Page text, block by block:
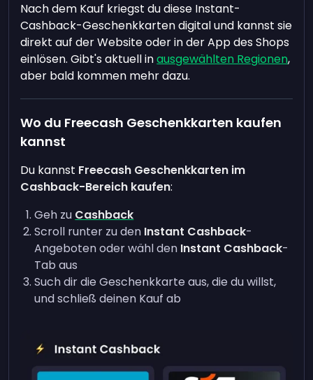
Nach dem Kauf kriegst du diese Instant-
Cashback-Geschenkkarten digital und kannst sie
direkt auf der Website oder in der App des Shops
einlösen. Gibt's aktuell inausgewählten Regionen,
aber bald kommen mehr dazu.
Wo du Freecash Geschenkkarten kaufen
kannst
Du kannst Freecash Geschenkkarten im
Cashback-Bereich kaufen:
Geh zu Cashback
Scroll runter zu den Instant Cashback-
Angeboten oder wähl den Instant Cashback-
Tab aus
Such dir die Geschenkkarte aus, die du willst,
und schließ deinen Kauf ab